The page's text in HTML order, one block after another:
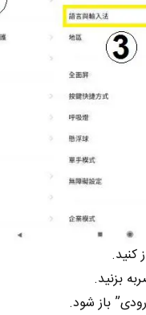
کنید.
بزنید.
باز شود.